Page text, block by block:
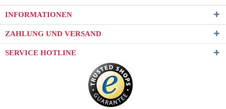
INFORMATIONEN
ZAHLUNG UND VERSAND
SERVICE HOTLINE